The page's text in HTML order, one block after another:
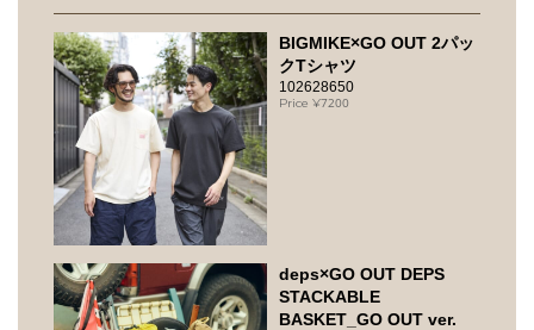
BIGMIKE×GO OUT 2パッ
クTシャツ
102628650
7200
deps×GO OUT DEPS
STACKABLE
BASKET_GO OUT ver.